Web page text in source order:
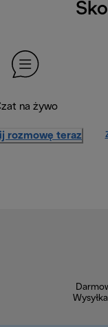
na żywo
rozmowę teraz